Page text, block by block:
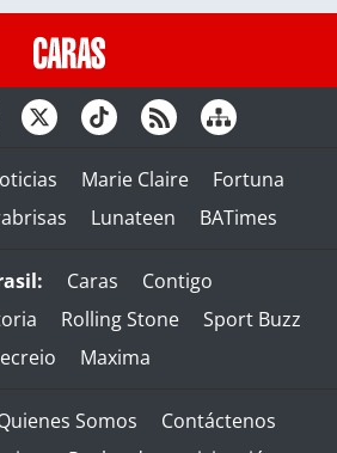
Marie Claire
Fortuna
Lunateen BATimes
Caras
Contigo
Rolling Stone
Sport Buzz
Maxima
Somos
Contáctenos